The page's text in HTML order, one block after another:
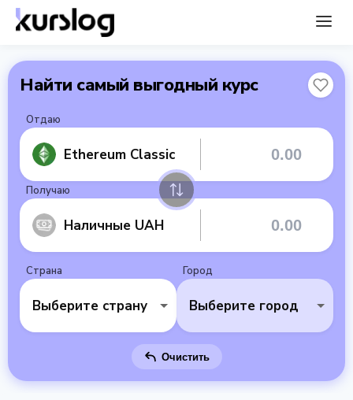
Найти самый выгодный курс
Отдаю
Ethereum Classic
Получаю
Наличные UAH
Страна
Выберите страну
Город
Выберите город
Очистить